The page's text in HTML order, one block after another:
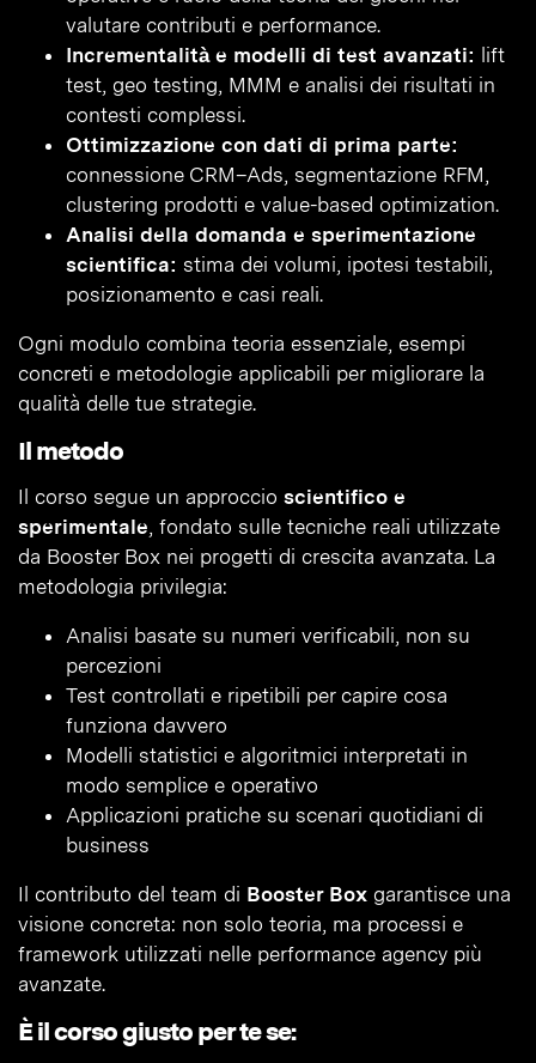
valutare contributi e performance.
Incrementalità e modelli di test avanzati: lift
test, geo testing, MMM e analisi dei risultati in
contesti complessi.
Ottimizzazione con dati di prima parte:
connessione CRM–Ads, segmentazione RFM,
clustering prodotti e value-based optimization.
Analisi della domanda e sperimentazione
scientifica: stima dei volumi, ipotesi testabili,
posizionamento e casi reali.
Ogni modulo combina teoria essenziale, esempi
concreti e metodologie applicabili per migliorare la
qualità delle tue strategie.
Il metodo
Il corso segue un approccio scientifico e
sperimentale, fondato sulle tecniche reali utilizzate
da Booster Box nei progetti di crescita avanzata. La
metodologia privilegia:
Analisi basate su numeri verificabili, non su
percezioni
Test controllati e ripetibili per capire cosa
funziona davvero
Modelli statistici e algoritmici interpretati in
modo semplice e operativo
Applicazioni pratiche su scenari quotidiani di
business
Il contributo del team di Booster Box garantisce una
visione concreta: non solo teoria, ma processi e
framework utilizzati nelle performance agency più
avanzate.
È il corso giusto per te se: